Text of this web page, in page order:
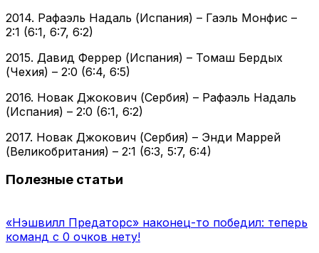
2014. Рафаэль Надаль (Испания) – Гаэль Монфис –
2:1 (6:1, 6:7, 6:2)
2015. Давид Феррер (Испания) – Томаш Бердых
(Чехия) – 2:0 (6:4, 6:5)
2016. Новак Джокович (Сербия) – Рафаэль Надаль
(Испания) – 2:0 (6:1, 6:2)
2017. Новак Джокович (Сербия) – Энди Маррей
(Великобритания) – 2:1 (6:3, 5:7, 6:4)
Полезные статьи
«Нэшвилл Предаторс» наконец-то победил: теперь
команд с 0 очков нету!